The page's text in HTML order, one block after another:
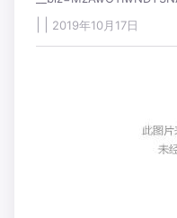
2019年10月17日